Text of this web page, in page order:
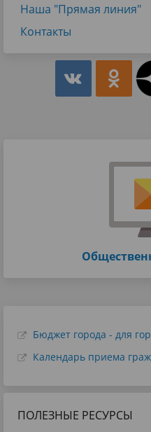
Наша "Прямая линия"
Контакты
Бюджет города - для
Календарь приема
ПОЛЕЗНЫЕ РЕСУРСЫ